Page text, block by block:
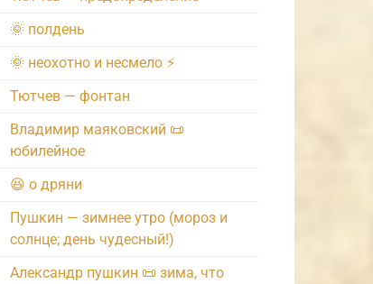
🌞 полдень
🌞 неохотно и несмело ⚡️
Тютчев — фонтан
Владимир маяковский 📜
юбилейное
😆 о дряни
Пушкин — зимнее утро (мороз и
солнце; день чудесный!)
Александр пушкин 📜 зима, что